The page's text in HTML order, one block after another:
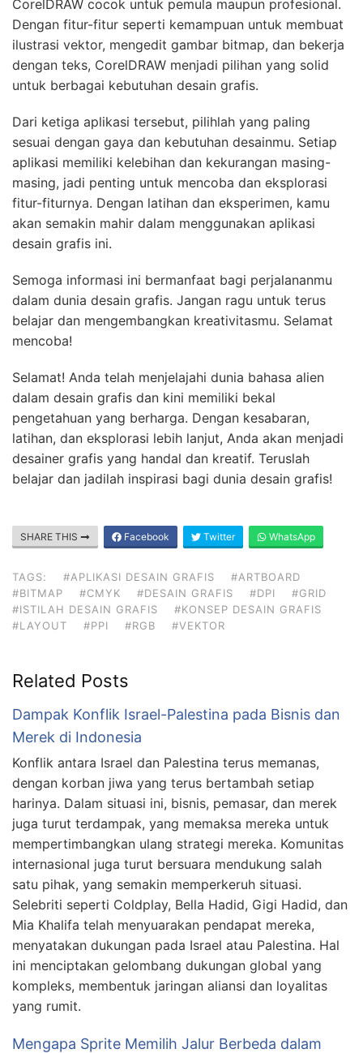
CorelDRAW cocok untuk pemula maupun profesional.
Dengan fitur-fitur seperti kemampuan untuk membuat
ilustrasi vektor, mengedit gambar bitmap, dan bekerja
dengan teks, CorelDRAW menjadi pilihan yang solid
untuk berbagai kebutuhan desain grafis.
Dari ketiga aplikasi tersebut, pilihlah yang paling
sesuai dengan gaya dan kebutuhan desainmu. Setiap
aplikasi memiliki kelebihan dan kekurangan masing-
masing, jadi penting untuk mencoba dan eksplorasi
fitur-fiturnya. Dengan latihan dan eksperimen, kamu
akan semakin mahir dalam menggunakan aplikasi
desain grafis ini.
Semoga informasi ini bermanfaat bagi perjalananmu
dalam dunia desain grafis. Jangan ragu untuk terus
belajar dan mengembangkan kreativitasmu. Selamat
mencoba!
Selamat! Anda telah menjelajahi dunia bahasa alien
dalam desain grafis dan kini memiliki bekal
pengetahuan yang berharga. Dengan kesabaran,
latihan, dan eksplorasi lebih lanjut, Anda akan menjadi
desainer grafis yang handal dan kreatif. Teruslah
belajar dan jadilah inspirasi bagi dunia desain grafis!
SHARE THIS Facebook Twitter WhatsApp
TAGS: #APLIKASI DESAIN GRAFIS
#ARTBOARD
#BITMAP
#CMYK #DESAIN GRAFIS #DPI
#GRID
#ISTILAH DESAIN GRAFIS
#KONSEP DESAIN GRAFIS
#LAYOUT
#PPI #RGB #VEKTOR
Related Posts
Dampak Konflik Israel-Palestina pada Bisnis dan
Merek di Indonesia
Konflik antara Israel dan Palestina terus memanas,
dengan korban jiwa yang terus bertambah setiap
harinya. Dalam situasi ini, bisnis, pemasar, dan merek
juga turut terdampak, yang memaksa mereka untuk
mempertimbangkan ulang strategi mereka. Komunitas
internasional juga turut bersuara mendukung salah
satu pihak, yang semakin memperkeruh situasi.
Selebriti seperti Coldplay, Bella Hadid, Gigi Hadid, dan
Mia Khalifa telah menyuarakan pendapat mereka,
menyatakan dukungan pada Israel atau Palestina. Hal
ini menciptakan gelombang dukungan global yang
kompleks, membentuk jaringan aliansi dan loyalitas
yang rumit.
Mengapa Sprite Memilih Jalur Berbeda dalam